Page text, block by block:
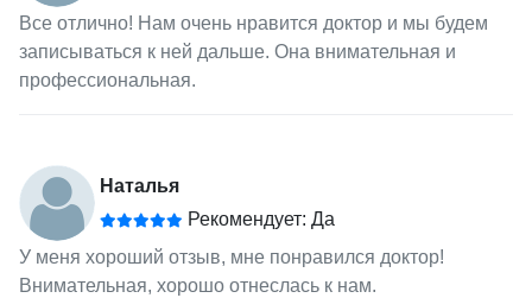
Все отлично! Нам очень нравится доктор и мы будем
записываться к ней дальше. Она внимательная и
профессиональная.
Наталья
Рекомендует: Да
У меня хороший отзыв, мне понравился доктор!
Внимательная, хорошо отнеслась к нам.